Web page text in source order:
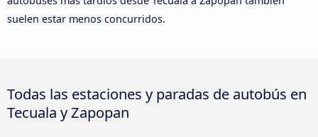
suelen estar menos concurridos.
Todas las estaciones y paradas de autobús en
Tecuala y Zapopan